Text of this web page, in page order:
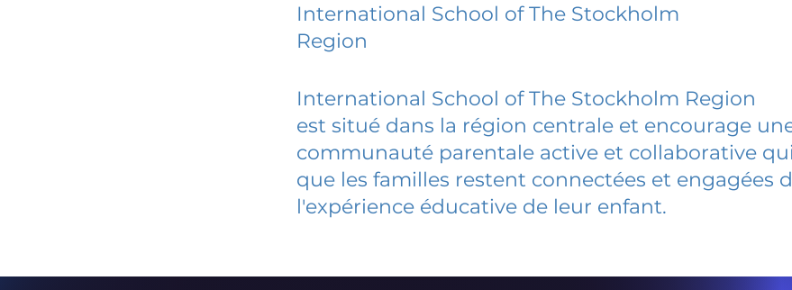
International School of The Stockholm
Region
International School of The Stockholm Region
est situé dans la région centrale et encourage
communauté parentale active et collaborative
que les familles restent connectées et engagées
l'expérience éducative de leur enfant.